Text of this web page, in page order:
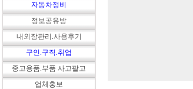
자동차정비
정보공유방
내외장관리.사용후기
구인.구직.취업
중고용품.부품 사고팔고
업체홍보